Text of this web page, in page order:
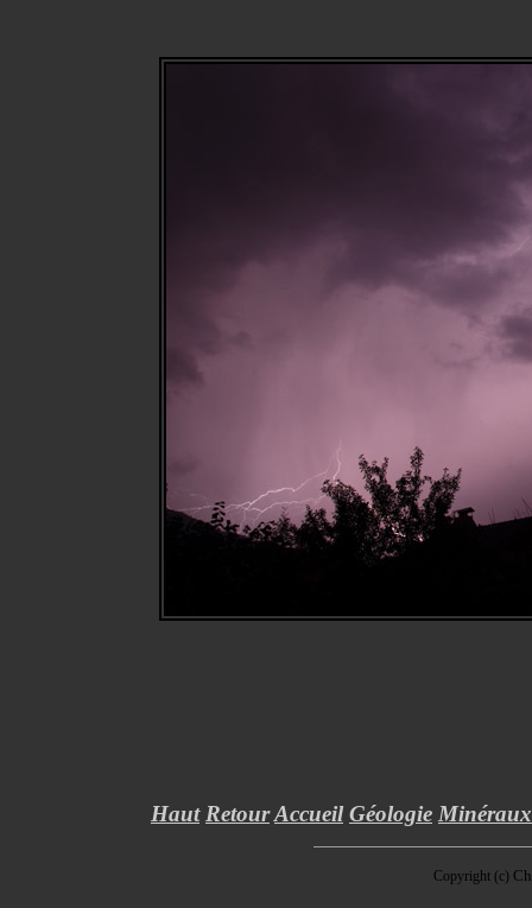
Haut RetourAccueil Géologie Minéraux
Copyright (c)